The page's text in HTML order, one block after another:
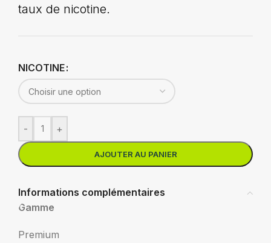
taux de nicotine.
NICOTINE
- +
AJOUTER AU PANIER
Informations complémentaires
Gamme
Premium